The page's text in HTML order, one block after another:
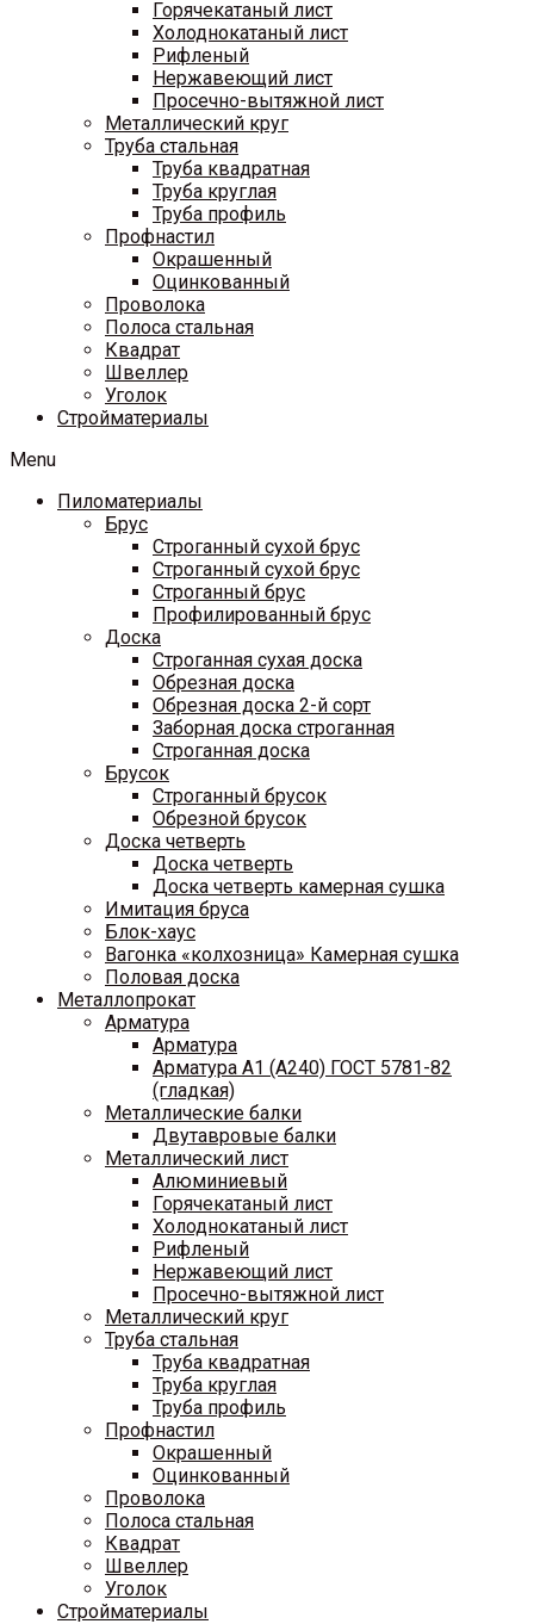
Горячекатаный лист
Холоднокатаный лист
Рифленый
Нержавеющий лист
Просечно-вытяжной лист
Металлический круг
Труба стальная
Труба квадратная
Труба круглая
Труба профиль
Профнастил
Окрашенный
Оцинкованный
Проволока
Полоса стальная
Квадрат
Швеллер
Уголок
Стройматериалы
Menu
Пиломатериалы
Брус
Строганный сухой брус
Строганный сухой брус
Строганный брус
Профилированный брус
Доска
Строганная сухая доска
Обрезная доска
Обрезная доска 2-й сорт
Заборная доска строганная
Строганная доска
Брусок
Строганный брусок
Обрезной брусок
Доска четверть
Доска четверть
Доска четверть камерная сушка
Имитация бруса
Блок-хаус
Вагонка «колхозница» Камерная сушка
Половая доска
Металлопрокат
Арматура
Арматура
Арматура A1 (A240) ГОСТ 5781-82
(гладкая)
Металлические балки
Двутавровые балки
Металлический лист
Алюминиевый
Горячекатаный лист
Холоднокатаный лист
Рифленый
Нержавеющий лист
Просечно-вытяжной лист
Металлический круг
Труба стальная
Труба квадратная
Труба круглая
Труба профиль
Профнастил
Окрашенный
Оцинкованный
Проволока
Полоса стальная
Квадрат
Швеллер
Уголок
Стройматериалы